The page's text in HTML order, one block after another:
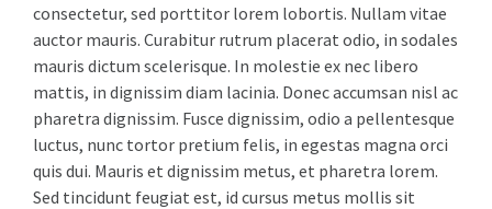
consectetur, sed porttitor lorem lobortis. Nullam vitae
auctor mauris. Curabitur rutrum placerat odio, in sodales
mauris dictum scelerisque. In molestie ex nec libero
mattis, in dignissim diam lacinia. Donec accumsan nisl ac
pharetra dignissim. Fusce dignissim, odio a pellentesque
luctus, nunc tortor pretium felis, in egestas magna orci
quis dui. Mauris et dignissim metus, et pharetra lorem.
Sed tincidunt feugiat est, id cursus metus mollis sit